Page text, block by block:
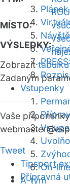
Vstupenky
On-line
A-tým
ROU
MÍSTO:
VÝSLEDKY:
Zobrazittabulku
Zadaným
Vaše
webmaster
Tweet
Tipsport
Přípravná